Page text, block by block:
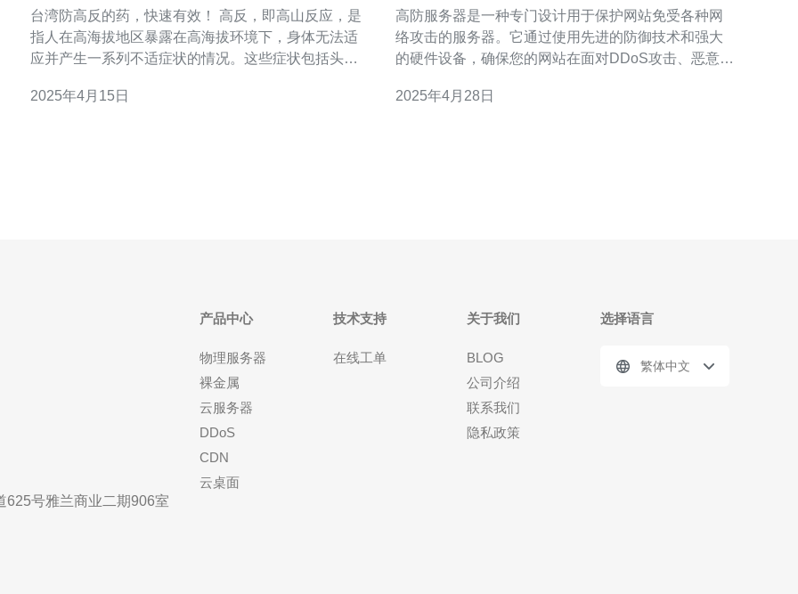
台湾防高反的药，快速有效！ 高反，即高山反应，是
指人在高海拔地区暴露在高海拔环境下，身体无法适
应并产生一系列不适症状的情况。这些症状包括头
可能发展为高山病。 台湾防高反的药是一种快速有效
2025年4月15日
高防服务器是一种专门设计用于保护网站免受各种网
络攻击的服务器。它通过使用先进的防御技术和强大
的硬件设备，确保您的网站在面对DDoS攻击、恶意软
在全球享有良好的声誉。以下是选择台湾高防服务器
2025年4月28日
625号雅兰商业二期906室
产品中心
物理服务器
裸金属
云服务器
DDoS
CDN
云桌面
技术支持
在线工单
关于我们
BLOG
公司介绍
联系我们
隐私政策
选择语言
繁体中文